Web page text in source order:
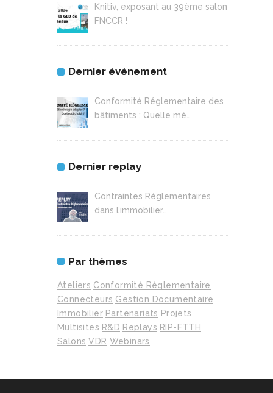
Knitiv, exposant au 39ème salon
FNCCR !
Dernier événement
Conformité Réglementaire des
bâtiments : Quelle mé…
Dernier replay
Contraintes Réglementaires
dans l’immobilier…
Par thèmes
Ateliers Conformité Réglementaire
Connecteurs Gestion Documentaire
Immobilier Partenariats Projets
Multisites R&D Replays RIP-FTTH
Salons VDR Webinars